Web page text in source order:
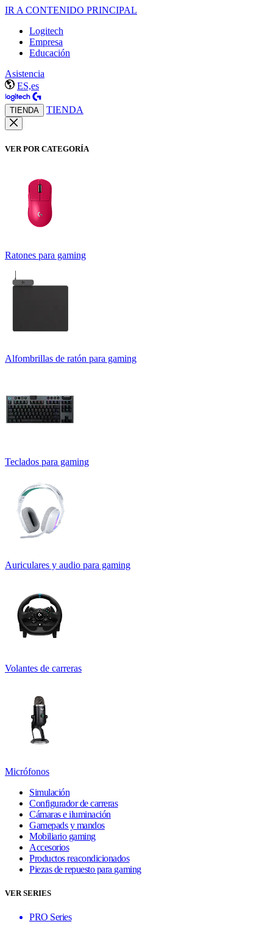
IR A CONTENIDO PRINCIPAL
Logitech
Empresa
Educación
Asistencia
ES,es
TIENDA TIENDA
VER POR CATEGORÍA
Ratones para gaming
Alfombrillas de ratón para gaming
Teclados para gaming
Auriculares y audio para gaming
Volantes de carreras
Micrófonos
Simulación
Configurador de carreras
Cámaras e iluminación
Gamepads y mandos
Mobiliario gaming
Accesorios
Productos reacondicionados
Piezas de repuesto para gaming
VER SERIES
PRO Series